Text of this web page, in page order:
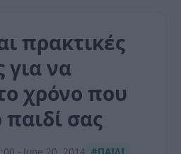
πρακτικές
για να
χρόνο που
παιδί σας